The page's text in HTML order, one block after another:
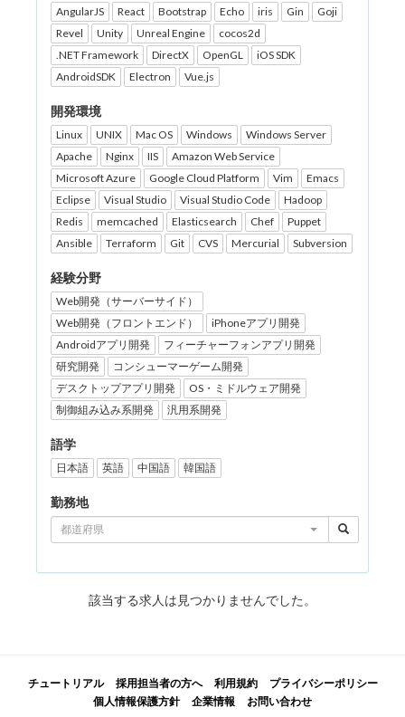
AngularJS
React Bootstrap Echo iris Gin
Goji
Revel
Unity Unreal Engine
cocos2d
.NET Framework
DirectX OpenGL
iOS SDK
AndroidSDK
Electron Vue.js
開発環境
Linux UNIX Mac OS Windows
Windows Server
Apache
Nginx IIS
Amazon Web Service
Microsoft Azure
Google Cloud Platform Vim
Emacs
Eclipse
Visual Studio Visual Studio Code
Hadoop
Redis
memcached Elasticsearch Chef
Puppet
Ansible
Terraform Git CVS Mercurial Subversion
経験分野
Web開発（サーバーサイド）
Web開発（フロントエンド）
iPhoneアプリ開発
Androidアプリ開発
フィーチャーフォンアプリ開発
研究開発
コンシューマーゲーム開発
デスクトップアプリ開発
OS・ミドルウェア開発
制御組み込み系開発
汎用系開発
語学
日本語 英語 中国語 韓国語
勤務地
都道府県
該当する求人は見つかりませんでした。
チュートリアル 採用担当者の方へ 利用規約
プライバシーポリシー
個人情報保護方針
企業情報 お問い合わせ